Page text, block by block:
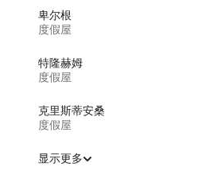
卑尔根
度假屋
特隆赫姆
度假屋
克里斯蒂安桑
度假屋
显示更多